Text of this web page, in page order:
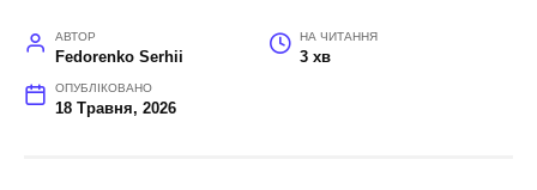
АВТОР
Fedorenko Serhii
НА ЧИТАННЯ
3 хв
ОПУБЛІКОВАНО
18 Травня, 2026